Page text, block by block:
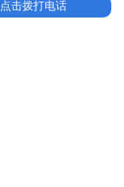
点击拨打电话